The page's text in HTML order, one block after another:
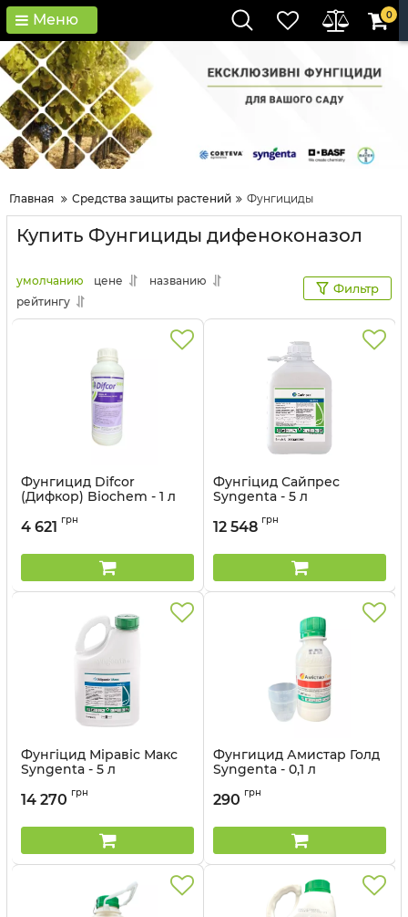
Меню 0
Главная Средства защиты растений Фунгициды
Купить Фунгициды дифеноконазол
умолчанию цене
названию
рейтингу
Фильтр
Фунгицид Difcor
(Дифкор) Biochem - 1 л
4 621 грн
Фунгіцид Сайпрес
Syngenta - 5 л
12 548 грн
Фунгіцид Міравіс Макс
Syngenta - 5 л
14 270 грн
Фунгицид Амистар Голд
Syngenta - 0,1 л
290 грн